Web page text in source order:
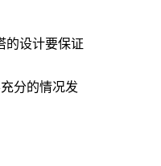
的设计要保证
分的情况发